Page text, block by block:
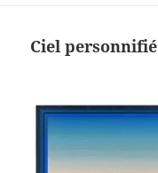
Ciel personnifié